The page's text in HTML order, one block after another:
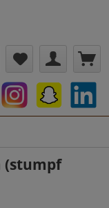
(stumpf